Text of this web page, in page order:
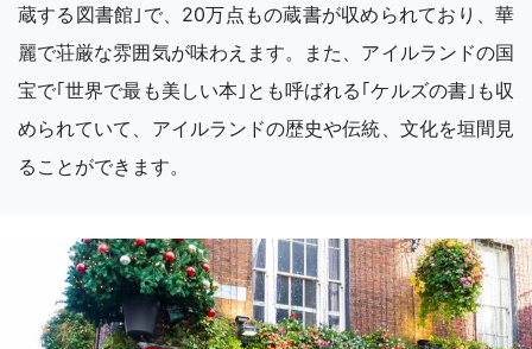
蔵する図書館｣で、20万点もの蔵書が収められており、華
麗で荘厳な雰囲気が味わえます。また、アイルランドの国
宝で｢世界で最も美しい本｣とも呼ばれる｢ケルズの書｣も収
められていて、アイルランドの歴史や伝統、文化を垣間見
ることができます。